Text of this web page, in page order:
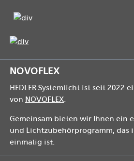
NOVOFLEX
HEDLER Systemlicht ist seit 2022
von NOVOFLEX.
Gemeinsam bieten wir Ihnen ein
und Lichtzubehörprogramm, das
einmalig ist.